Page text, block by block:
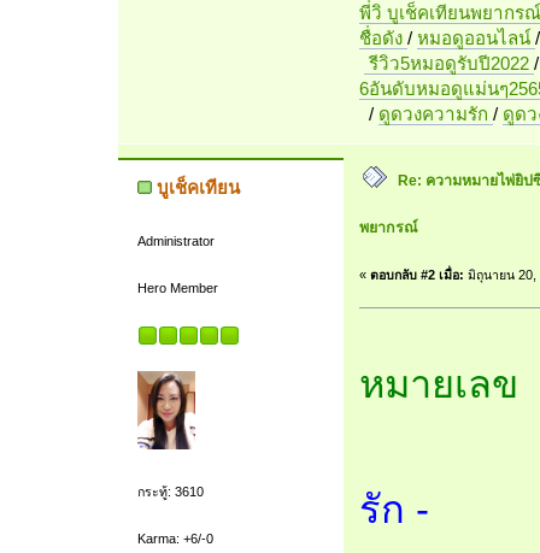
พี่วิ บูเช็คเทียนพยากร
ชื่อดัง / หมอดูออนไลน์
รีวิว5หมอดูรับปี2022
6อันดับหมอดูแม่นๆ
/ ดูดวงความรัก / ดูด
บูเช็คเทียน
Administrator
Hero Member
กระทู้: 3610
Karma: +6/-0
Re: ความหมายไพ่ยิป
พยากรณ์
« ตอบกลับ #2 เมื่อ: มิถุนายน 20,
หมายเลข
รัก -